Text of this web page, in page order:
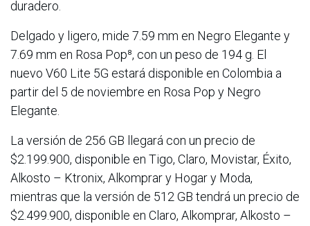
duradero.
Delgado y ligero, mide 7.59 mm en Negro Elegante y
7.69 mm en Rosa Pop⁸, con un peso de 194 g. El
nuevo V60 Lite 5G estará disponible en Colombia a
partir del 5 de noviembre en Rosa Pop y Negro
Elegante.
La versión de 256 GB llegará con un precio de
$2.199.900, disponible en Tigo, Claro, Movistar, Éxito,
Alkosto – Ktronix, Alkomprar y Hogar y Moda,
mientras que la versión de 512 GB tendrá un precio de
$2.499.900, disponible en Claro, Alkomprar, Alkosto –